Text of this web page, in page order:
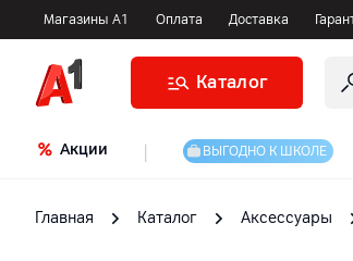
Магазины А1 Оплата Доставка
Каталог
Акции ВЫГОДНО К ШКОЛЕ
Главная Каталог Аксессуары